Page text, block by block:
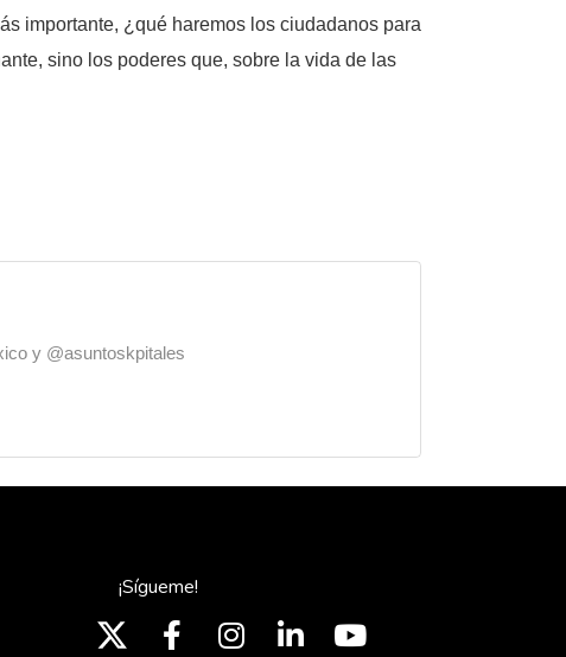
importante, ¿qué haremos los ciudadanos para
sino los poderes que, sobre la vida de las
y @asuntoskpitales
¡Sígueme!